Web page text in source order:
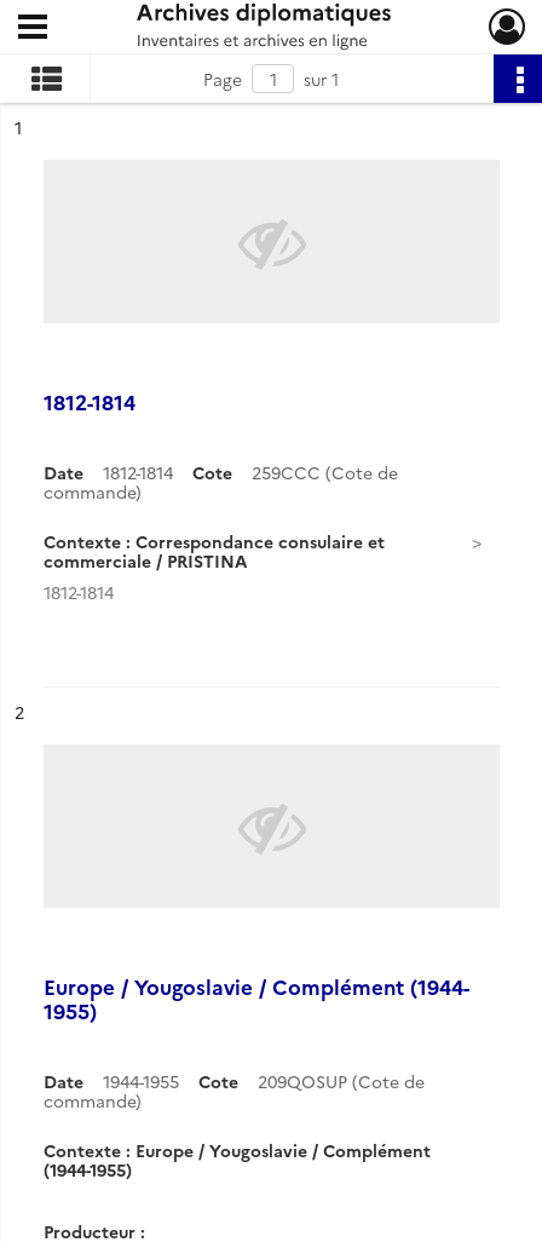
Archives diplomatiques
Ouvrir le menu déroulant
Page
sur 1
n°
1
1812-1814
Date 1812-1814 Cote
259CCC (Cote de
commande)
Contexte : Correspondance consulaire et
commerciale / PRISTINA
1812-1814
n°
2
Europe / Yougoslavie / Complément (1944-
1955)
Date 1944-1955 Cote
209QOSUP (Cote de
commande)
Contexte : Europe / Yougoslavie / Complément
(1944-1955)
Producteur :